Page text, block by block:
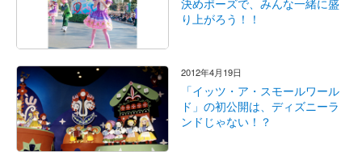
決めポーズで、みんな一緒に盛
り上がろう！！
2012年4月19日
「イッツ・ア・スモールワール
ド」の初公開は、ディズニーラ
ンドじゃない！？